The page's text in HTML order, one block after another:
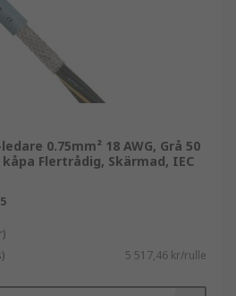
0.75mm² 18 AWG, Grå 50
Flertrådig, Skärmad, IEC
5 517,46 kr/rulle